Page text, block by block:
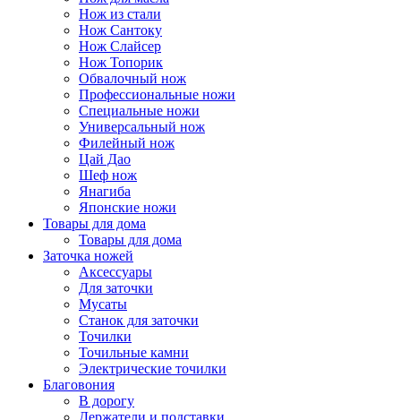
Нож из стали
Нож Сантоку
Нож Слайсер
Нож Топорик
Обвалочный нож
Профессиональные ножи
Специальные ножи
Универсальный нож
Филейный нож
Цай Дао
Шеф нож
Янагиба
Японские ножи
Товары для дома
Товары для дома
Заточка ножей
Аксессуары
Для заточки
Мусаты
Станок для заточки
Точилки
Точильные камни
Электрические точилки
Благовония
В дорогу
Держатели и подставки